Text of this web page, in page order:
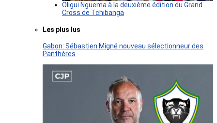
Oligui Nguema à la deuxième édition du Grand
Cross de Tchibanga
Les plus lus
Gabon: Sébastien Migné nouveau sélectionneur des
Panthères